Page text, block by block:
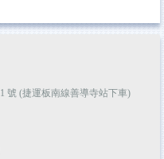
號 (捷運板南線善導寺站下車)